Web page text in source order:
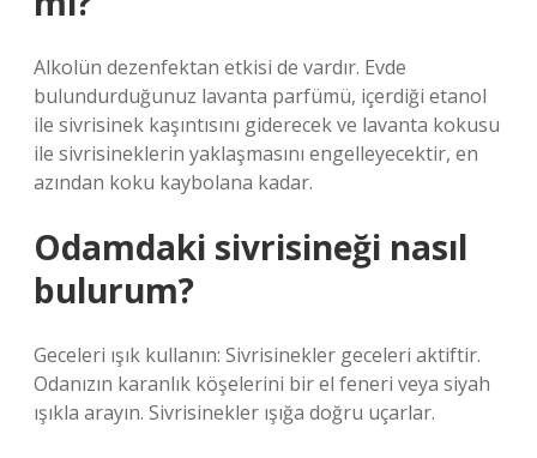
Alkolün dezenfektan etkisi de vardır. Evde
bulundurduğunuz lavanta parfümü, içerdiği etanol
ile sivrisinek kaşıntısını giderecek ve lavanta kokusu
ile sivrisineklerin yaklaşmasını engelleyecektir, en
azından koku kaybolana kadar.
Odamdaki sivrisineği nasıl
bulurum?
Geceleri ışık kullanın: Sivrisinekler geceleri aktiftir.
Odanızın karanlık köşelerini bir el feneri veya siyah
ışıkla arayın. Sivrisinekler ışığa doğru uçarlar.